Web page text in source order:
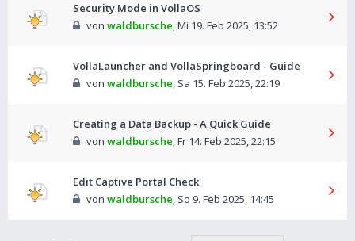
Security Mode in VollaOS
von waldbursche,Mi 19. Feb 2025, 13:52
VollaLauncher and VollaSpringboard - Guide
von waldbursche, Sa 15. Feb 2025, 22:19
Creating a Data Backup - A Quick Guide
von waldbursche,Fr 14. Feb 2025, 22:15
Edit Captive Portal Check
von waldbursche, So 9. Feb 2025, 14:45